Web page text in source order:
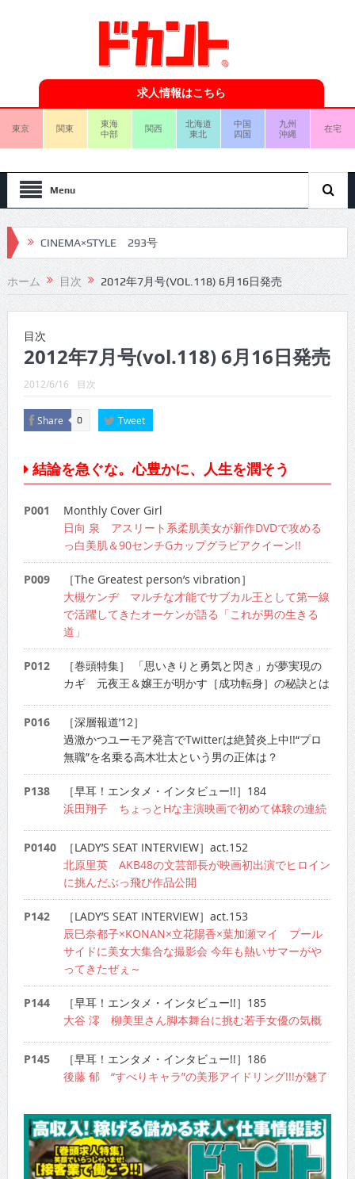
求人情報はこちら
東京 関東
東海
中部
関西
北海道
東北
中国
四国
九州
沖縄
在宅
Menu
CINEMA×STYLE 293号
CINEMA×STYLE 292号
CINEMA×STYLE 291号
CINEMA×STYLE 290号
CINEMA×STYLE 289号
CINEMA×STYLE 288号
CINEMA×STYLE 287号
CINEMA×STYLE 285号
CINEMA×STYLE 294号
ホーム 目次 2012年7月号(VOL.118) 6月16日発売
目次
2012年7月号(vol.118) 6月16日発売
2012/6/16 目次
Share 0 Tweet
結論を急ぐな。心豊かに、人生を潤そう
P001
Monthly Cover Girl
日向 泉 アスリート系柔肌美女が新作DVDで攻める
っ白美肌＆90センチGカップグラビアクイーン!!
P009
［The Greatest person’s vibration］
大槻ケンヂ マルチな才能でサブカル王として第一線
で活躍してきたオーケンが語る「これが男の生きる
道」
P012
［巻頭特集］ 「思いきりと勇気と閃き」が夢実現の
カギ 元夜王＆嬢王が明かす［成功転身］の秘訣とは
P016
［深層報道’12］
過激かつユーモア発言でTwitterは絶賛炎上中!!“プロ
無職”を名乗る高木壮太という男の正体は？
P138
［早耳！エンタメ・インタビュー!!］184
浜田翔子 ちょっとHな主演映画で初めて体験の連続
P0140
［LADY’S SEAT INTERVIEW］act.152
北原里英 AKB48の文芸部長が映画初出演でヒロイン
に挑んだぶっ飛び作品公開
P142
［LADY’S SEAT INTERVIEW］act.153
辰巳奈都子×KONAN×立花陽香×葉加瀬マイ プール
サイドに美女大集合な撮影会 今年も熱いサマーがや
ってきたぜぇ～
P144
［早耳！エンタメ・インタビュー!!］185
大谷 澪 柳美里さん脚本舞台に挑む若手女優の気概
P145
［早耳！エンタメ・インタビュー!!］186
後藤 郁 “すべりキャラ”の美形アイドリング!!!が魅了